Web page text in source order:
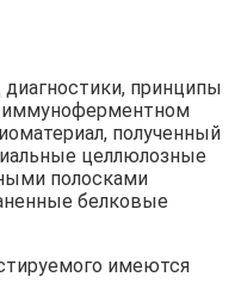
принципы
иммуноферментном
полученный
целлюлозные
полосками
белковые
имеются